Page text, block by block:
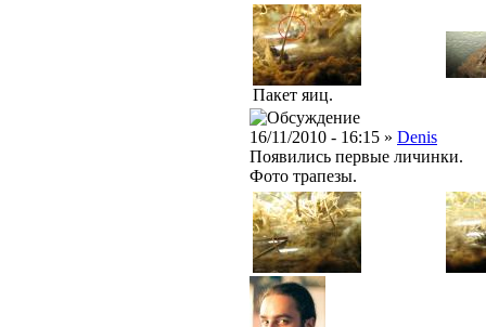
Пакет яиц.
16/11/2010 - 16:15 » Denis
Появились первые личинки.
Фото трапезы.